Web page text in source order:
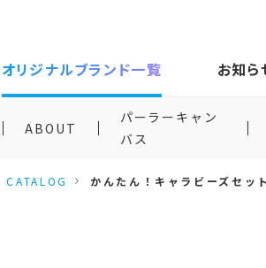
オリジナルブランド一覧 お知ら
ABOUT
パーラーキャン
バス
CATALOG